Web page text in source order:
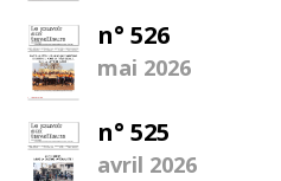
n° 526
mai 2026
n° 525
avril 2026